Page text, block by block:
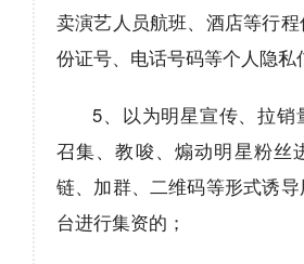
卖演艺人员航班、酒店等行
份证号、电话号码等个人隐私
5、以为明星宣传、拉销
召集、教唆、煽动明星粉丝
链、加群、二维码等形式诱
台进行集资的；